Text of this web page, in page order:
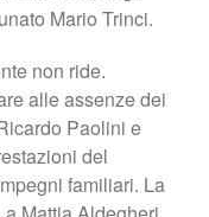
Mario Trinci.
non ride.
alle assenze dei
Paolini e
del
familiari. La